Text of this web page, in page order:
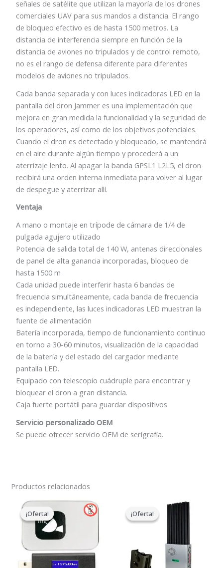
señales de satélite que utilizan la mayoría de los drones
comerciales UAV para sus mandos a distancia. El rango
de bloqueo efectivo es de hasta 1500 metros. La
distancia de interferencia siempre en función de la
distancia de aviones no tripulados y de control remoto,
no es el rango de defensa diferente para diferentes
modelos de aviones no tripulados.
Cada banda separada y con luces indicadoras LED en la
pantalla del dron Jammer es una implementación que
mejora en gran medida la funcionalidad y la seguridad de
los operadores, así como de los objetivos potenciales.
Cuando el dron es detectado y bloqueado, se mantendrá
en el aire durante algún tiempo y procederá a un
aterrizaje lento. Al apagar la banda GPSL1 L2L5, el dron
recibirá una orden interna inmediata para volver al lugar
de despegue y aterrizar allí.
Ventaja
A mano o montaje en trípode de cámara de 1/4 de
pulgada agujero utilizado
Potencia de salida total de 140 W, antenas direccionales
de panel de alta ganancia incorporadas, bloqueo de
hasta 1500 m
Cada unidad puede interferir hasta 6 bandas de
frecuencia simultáneamente, cada banda de frecuencia
es independiente, las luces indicadoras LED muestran la
fuente de alimentación
Batería incorporada, tiempo de funcionamiento continuo
en torno a 30-60 minutos, visualización de la capacidad
de la batería y del estado del cargador mediante
pantalla LED.
Equipado con telescopio cuádruple para encontrar y
bloquear el dron a gran distancia.
Caja fuerte portátil para guardar dispositivos
Servicio personalizado OEM
Se puede ofrecer servicio OEM de serigrafía.
Productos relacionados
¡Oferta!
¡Oferta!
El
precio
original
era:
$139.00.
El
precio
actual
¡Oferta!
¡Oferta! original
El
precio